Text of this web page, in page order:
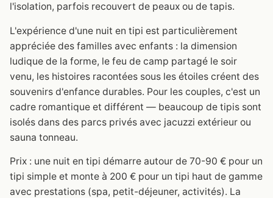
l'isolation, parfois recouvert de peaux ou de tapis.
L'expérience d'une nuit en tipi est particulièrement
appréciée des familles avec enfants : la dimension
ludique de la forme, le feu de camp partagé le soir
venu, les histoires racontées sous les étoiles créent des
souvenirs d'enfance durables. Pour les couples, c'est un
cadre romantique et différent — beaucoup de tipis sont
isolés dans des parcs privés avec jacuzzi extérieur ou
sauna tonneau.
Prix : une nuit en tipi démarre autour de 70-90 € pour un
tipi simple et monte à 200 € pour un tipi haut de gamme
avec prestations (spa, petit-déjeuner, activités). La